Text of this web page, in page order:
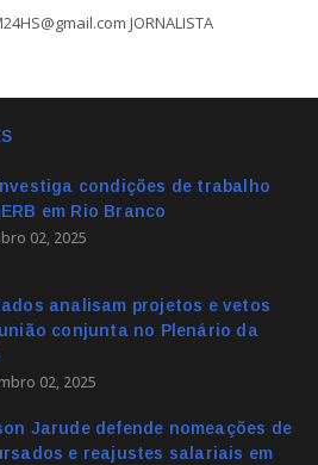
JORNALISTA
condições de trabalho
em Rio Branco
02, 2025
analisam projetos e vetos
conjunta no Plenário da
02, 2025
Jarude defende nomeações de
e reajustes salariais em